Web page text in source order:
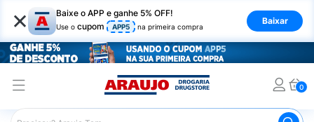
× Baixe o APP e ganhe 5% OFF!
Use o cupom APP5 na primeira compra
Baixar
0